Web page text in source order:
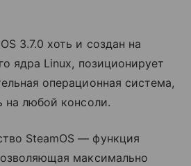
3.7.0 хоть и создан на
ядра Linux, позиционирует
операционная система,
на любой консоли.
SteamOS — функция
максимально